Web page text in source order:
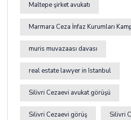
Maltepe şirket avukatı
Marmara Ceza İnfaz Kurumları
muris muvazaası davası
real estate lawyer in Istanbul
Silivri Cezaevi avukat görüşü
Silivri Cezaevi görüş Silivri